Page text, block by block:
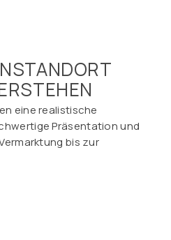
eine realistische
Präsentation und
bis zur